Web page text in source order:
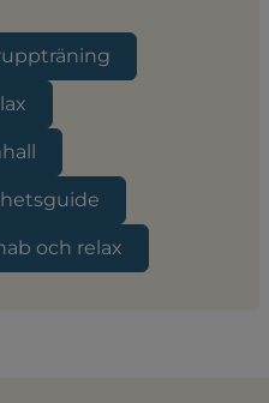
och relax